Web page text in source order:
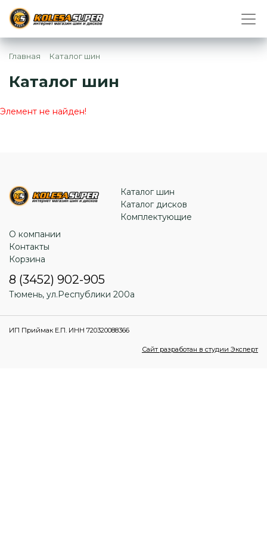
Главная Каталог шин
Каталог шин
Элемент не найден!
Каталог шин
Каталог дисков
Комплектующие
О компании
Контакты
Корзина
8 (3452) 902-905
Тюмень, ул.Республики 200а
ИП Приймак Е.П. ИНН 720320088366
Сайт разработан в студии Эксперт